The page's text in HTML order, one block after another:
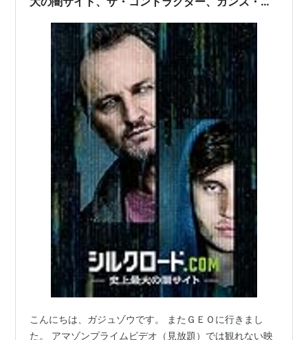
こんにちは、ガジュゾウです。 またＧＥＯに行きまし
た。 アマゾンプライムビデオ（見放題）では観れない映